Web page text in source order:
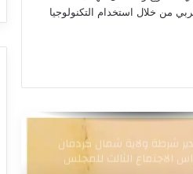
من خلال استخدام التكنولوجيا
بوادي حلفا تُدشَّن… نقلة
الصحية وتوطين العلاج
الاجتماع الثالث للمجلس
✍أبشر رفاي حذار من
السياسية المحيطة